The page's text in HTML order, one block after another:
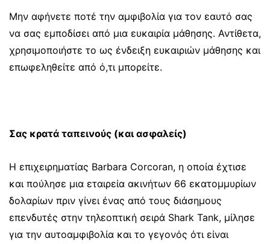
Μην αφήνετε ποτέ την αμφιβολία για τον εαυτό σας
να σας εμποδίσει από μια ευκαιρία μάθησης. Αντίθετα,
χρησιμοποιήστε το ως ένδειξη ευκαιριών μάθησης και
επωφεληθείτε από ό,τι μπορείτε.
Σας κρατά ταπεινούς (και ασφαλείς)
Η επιχειρηματίας Barbara Corcoran, η οποία έχτισε
και πούλησε μια εταιρεία ακινήτων 66 εκατομμυρίων
δολαρίων πριν γίνει ένας από τους διάσημους
επενδυτές στην τηλεοπτική σειρά Shark Tank, μίλησε
για την αυτοαμφιβολία και το γεγονός ότι είναι